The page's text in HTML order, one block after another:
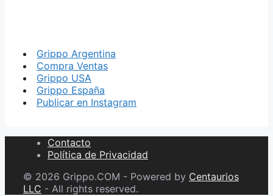
Grippo Argentina
Compra Ventas
Grippo USA
Grippo España
Publicar en Instagram
Contacto
Política de Privacidad
© 2026 Grippo.COM - Powered by Centaurios
LLC - All rights reserved.